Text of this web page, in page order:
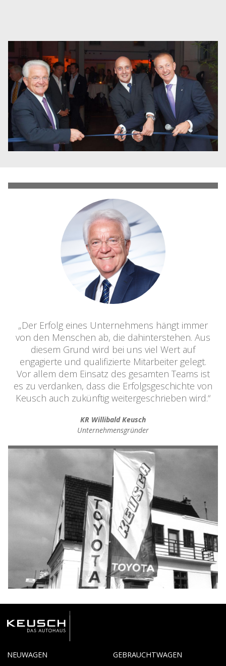
„Der Erfolg eines Unternehmens hängt immer
von den Menschen ab, die dahinterstehen. Aus
diesem Grund wird bei uns viel Wert auf
engagierte und qualifizierte Mitarbeiter gelegt.
Vor allem dem Einsatz des gesamten Teams ist
es zu verdanken, dass die Erfolgsgeschichte von
Keusch auch zukünftig weitergeschrieben wird.“
KR Willibald Keusch
Unternehmensgründer
NEUWAGEN
GEBRAUCHTWAGEN